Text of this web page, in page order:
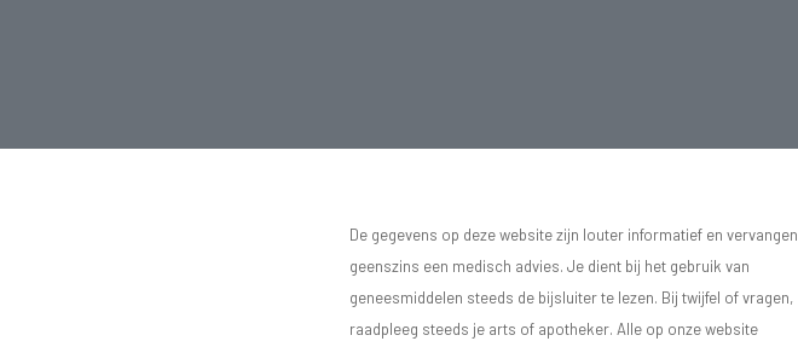
De gegevens op deze website zijn louter informatief en vervangen
geenszins een medisch advies. Je dient bij het gebruik van
geneesmiddelen steeds de bijsluiter te lezen. Bij twijfel of vragen,
raadpleeg steeds je arts of apotheker. Alle op onze website